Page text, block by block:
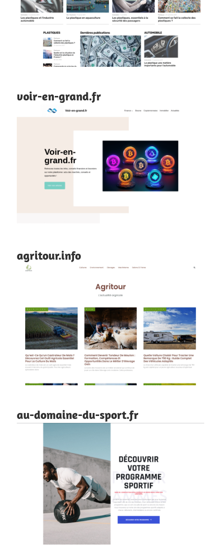
voir-en-grand.fr
agritour.info
au-domaine-du-sport.fr